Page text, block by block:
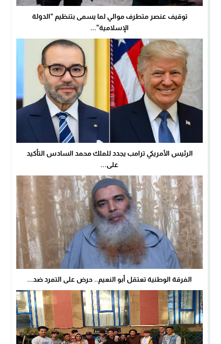
توقيف عنصر متطرف موالي لما يسمى بتنظيم “الدولة
الإسلامية”...
الرئيس الأمريكي ترامب يجدد للملك محمد السادس التأكيد
على...
الفرقة الوطنية تعتقل أبو النعيم.. حرض على التمرد ضد...